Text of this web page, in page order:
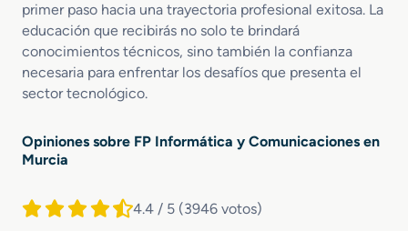
primer paso hacia una trayectoria profesional exitosa. La
educación que recibirás no solo te brindará
conocimientos técnicos, sino también la confianza
necesaria para enfrentar los desafíos que presenta el
sector tecnológico.
Opiniones sobre FP Informática y Comunicaciones en
Murcia
4.4 / 5 (3946 votos)